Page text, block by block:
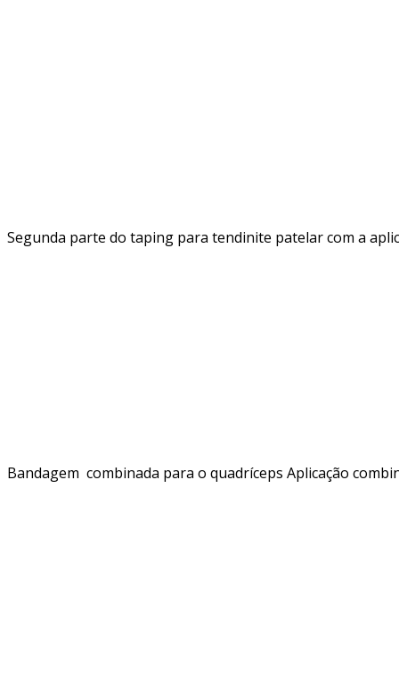
Segunda parte do taping para tendinite patelar com a
Bandagem combinada para o quadríceps Aplicação